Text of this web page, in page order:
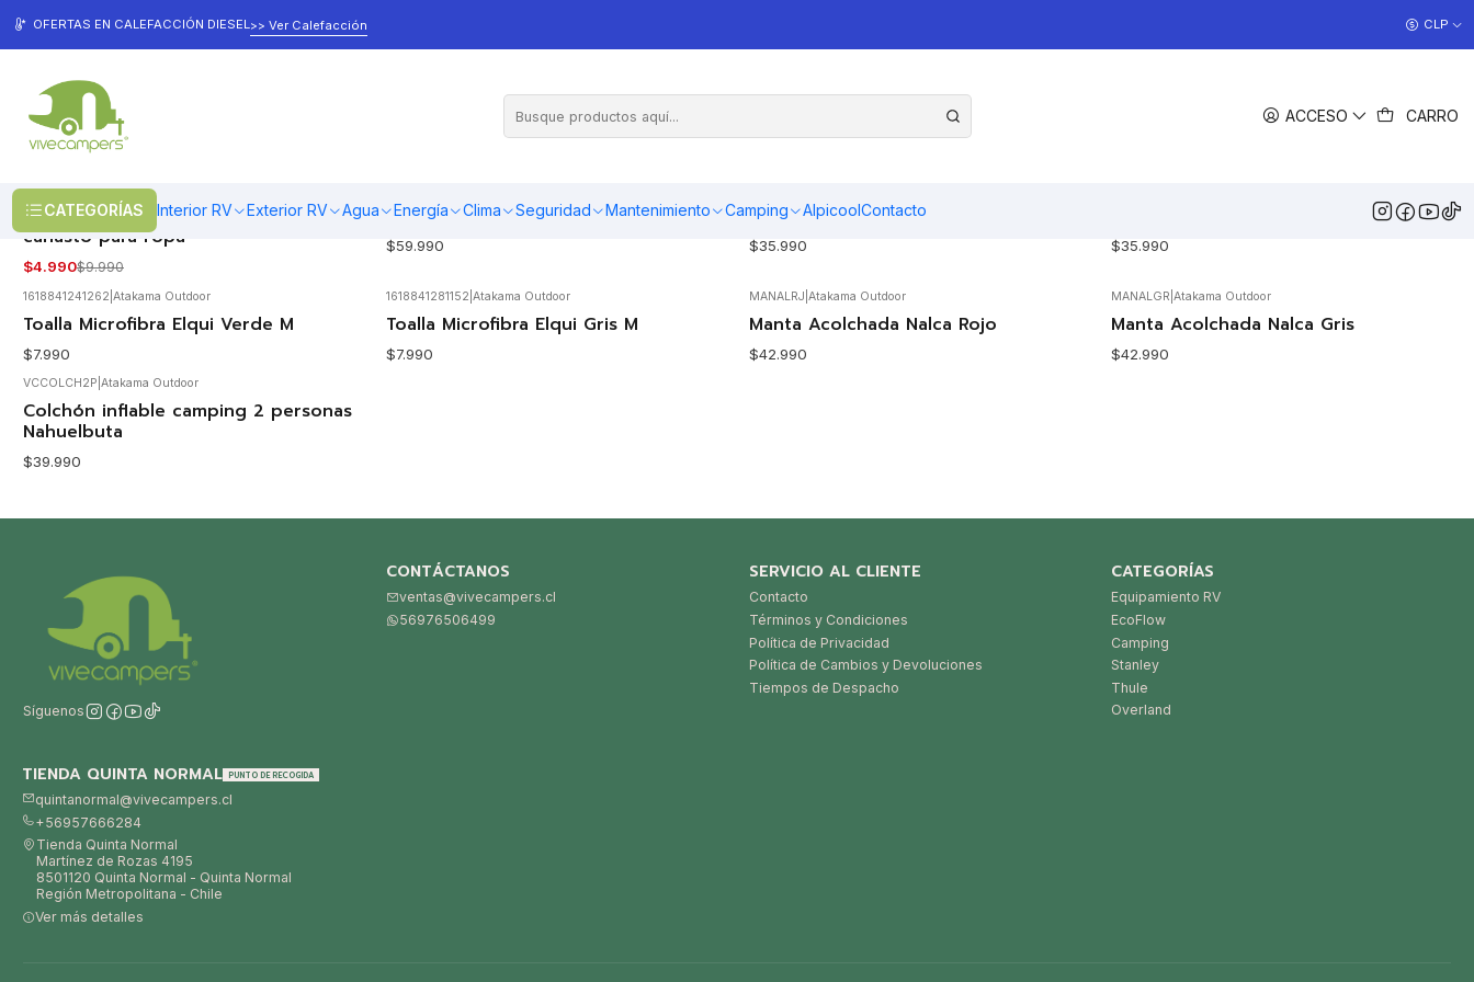
ACCESO CARRO
CATEGORÍAS Interior RV Exterior RV Agua Energía Clima Seguridad Mantenimiento Camping AlpicoolContacto
OFERTAS EN CALEFACCIÓN DIESEL>> Ver Calefacción CLP
Inicio Camping Sacos y Mantas
Sacos y Mantas
-50%
VCBASPLEG|
Basurero plegable de camping o
canasto para ropa
$4.990$9.990
Agotado
Saco de dormir modelo Lauca -5°
$59.990
Agotado
Saco de Dormir Nevado Azul
$35.990 $35.990
1618841241262 Atakama Outdoor
Toalla Microfibra Elqui Verde M
$7.990
1618841281152 Atakama Outdoor
Toalla Microfibra Elqui Gris M
$7.990
MANALRJ Atakama Outdoor
Manta Acolchada Nalca Rojo
$42.990
MANALGR |Atakama Outdoor
Manta Acolchada Nalca Gris
$42.990
VCCOLCH2P Atakama Outdoor
Colchón inflable camping 2 personas
Nahuelbuta
$39.990
Síguenos
CONTÁCTANOS
ventas@vivecampers.cl
56976506499
SERVICIO AL CLIENTE
Contacto
Términos y Condiciones
Política de Privacidad
Política de Cambios y Devoluciones
Tiempos de Despacho
CATEGORÍAS
Equipamiento RV
EcoFlow
Camping
Stanley
Thule
Overland
TIENDA QUINTA NORMAL PUNTO DE RECOGIDA
quintanormal@vivecampers.cl
+56957666284
Tienda Quinta Normal
Martínez de Rozas 4195
8501120 Quinta Normal - Quinta Normal
Región Metropolitana - Chile
Ver más detalles